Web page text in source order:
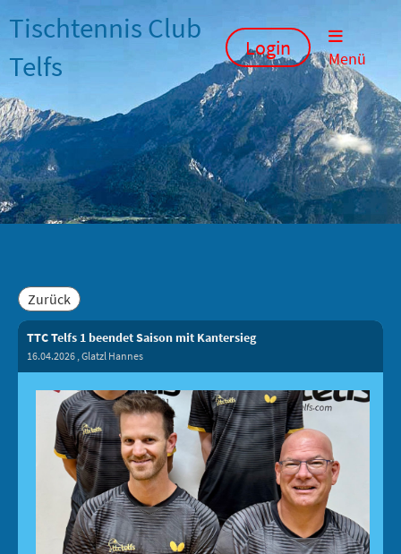
Tischtennis Club
Telfs
Login Menü
Zurück
TTC Telfs 1 beendet Saison mit Kantersieg
16.04.2026 , Glatzl Hannes